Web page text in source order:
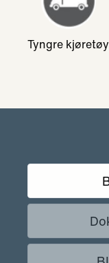
Tyngre kjøretøy